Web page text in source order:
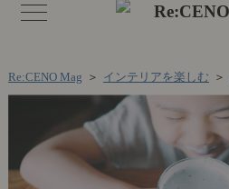
toggle
navigation
Re:CENO Mag ＞ インテリアを楽しむ ＞